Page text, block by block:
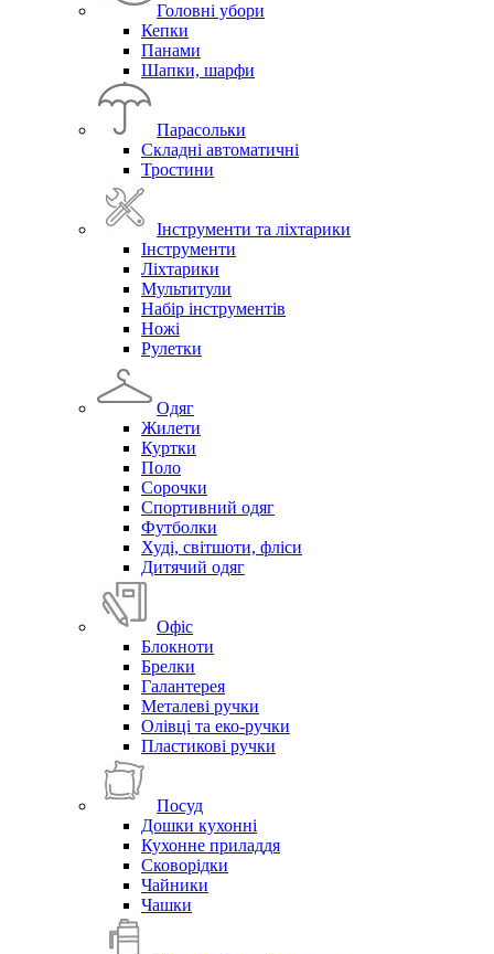
Головні убори
Кепки
Панами
Шапки, шарфи
Парасольки
Складні автоматичні
Тростини
Інструменти та ліхтарики
Інструменти
Ліхтарики
Мультитули
Набір інструментів
Ножі
Рулетки
Одяг
Жилети
Куртки
Поло
Сорочки
Спортивний одяг
Футболки
Худі, світшоти, фліси
Дитячий одяг
Офіс
Блокноти
Брелки
Галантерея
Металеві ручки
Олівці та еко-ручки
Пластикові ручки
Посуд
Дошки кухонні
Кухонне приладдя
Сковорідки
Чайники
Чашки